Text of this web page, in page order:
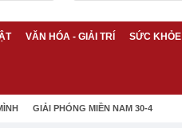
VĂN HÓA - GIẢI TRÍ SỨC KHỎE
GIẢI PHÓNG MIỀN NAM 30-4